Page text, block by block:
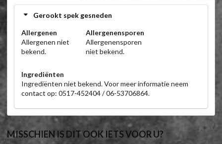
Gerookt spek gesneden
Allergenen
Allergenen niet
bekend.
Allergenensporen
Allergenensporen
niet bekend.
Ingrediënten
Ingrediënten niet bekend. Voor meer informatie neem
contact op: 0517-452404 / 06-53706864.
MISSCHIEN IS DIT OOK IETS VOOR U?